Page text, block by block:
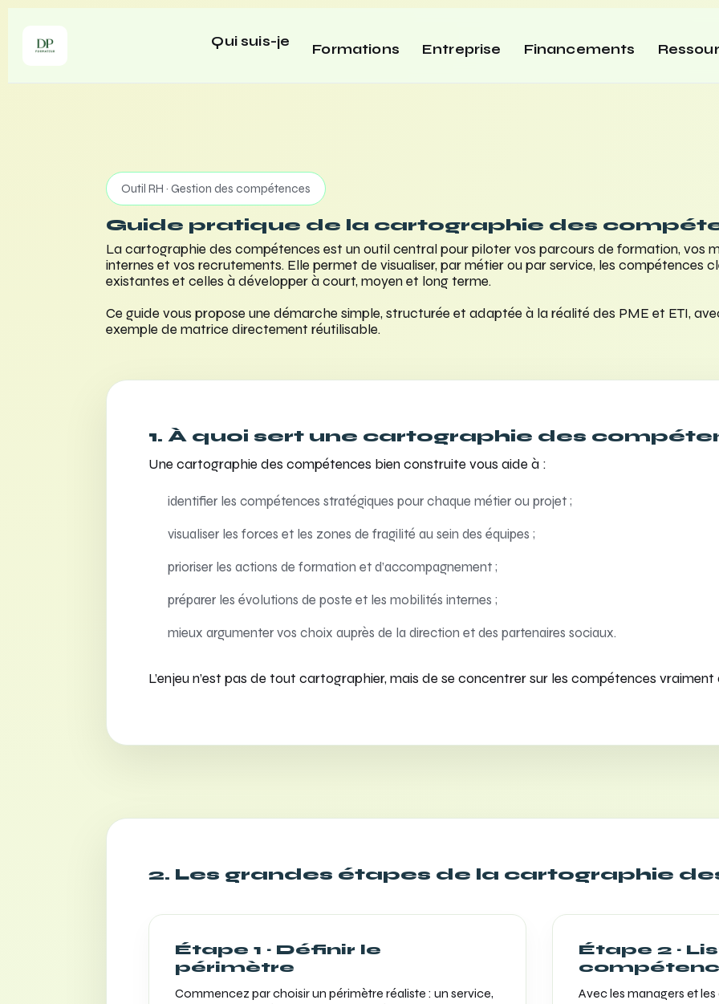
Qui suis-je Formations Entreprise Financements
Outil RH · Gestion des compétences
Guide pratique de la cartographie des
La cartographie des compétences est un outil central pour piloter vos parcours de formation, vos
internes et vos recrutements. Elle permet de visualiser, par métier ou par service, les compétences
existantes et celles à développer à court, moyen et long terme.
Ce guide vous propose une démarche simple, structurée et adaptée à la réalité des PME et ETI,
exemple de matrice directement réutilisable.
1. À quoi sert une cartographie des
Une cartographie des compétences bien construite vous aide à :
identifier les compétences stratégiques pour chaque métier ou projet ;
visualiser les forces et les zones de fragilité au sein des équipes ;
prioriser les actions de formation et d’accompagnement ;
préparer les évolutions de poste et les mobilités internes ;
mieux argumenter vos choix auprès de la direction et des partenaires sociaux.
L’enjeu n’est pas de tout cartographier, mais de se concentrer sur les compétences
2. Les grandes étapes de la cartographie
Étape 1 · Définir le
périmètre
Commencez par choisir un périmètre réaliste : un service,
Étape 2 ·
Avec les managers et